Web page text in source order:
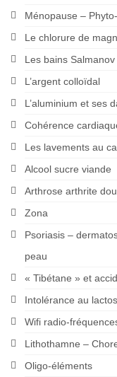
Ménopause –
Le chlorure de
Les bains Salmanov
L’argent colloïdal
L’aluminium et ses
Cohérence
Les lavements au
Alcool sucre viande
Arthrose arthrite
Zona
Psoriasis –
peau
« Tibétane » et
Intolérance au
Wifi radio-
Lithothamne –
Oligo-éléments